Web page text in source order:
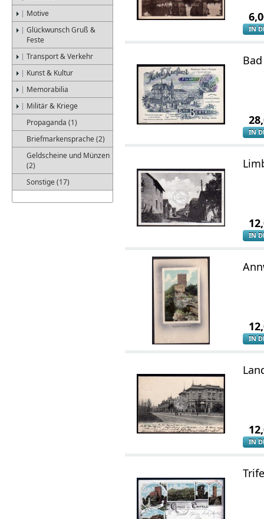
Motive
Glückwunsch Gruß &
Feste
Transport & Verkehr
Kunst & Kultur
Memorabilia
Militär & Kriege
Propaganda (1)
Briefmarkensprache (2)
Geldscheine und Münzen
(2)
Sonstige (17)
IN
IN
IN
IN
IN